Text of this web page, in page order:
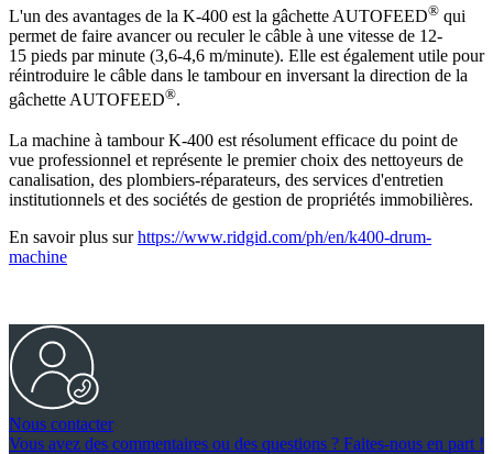
L'un des avantages de la K-400 est la gâchette AUTOFEED® qui
permet de faire avancer ou reculer le câble à une vitesse de 12-
15 pieds par minute (3,6-4,6 m/minute). Elle est également utile pour
réintroduire le câble dans le tambour en inversant la direction de la
gâchette AUTOFEED®.
La machine à tambour K-400 est résolument efficace du point de
vue professionnel et représente le premier choix des nettoyeurs de
canalisation, des plombiers-réparateurs, des services d'entretien
institutionnels et des sociétés de gestion de propriétés immobilières.
En savoir plus surhttps://www.ridgid.com/ph/en/k400-drum-
machine
Nous contacter
Vous avez des commentaires ou des questions ? Faites-nous en part !